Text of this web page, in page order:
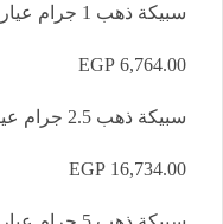
سبيكة ذهب 1 جرام عيار 24
6,764.00 EGP
سبيكة ذهب 2.5 جرام عيار 24
16,734.00 EGP